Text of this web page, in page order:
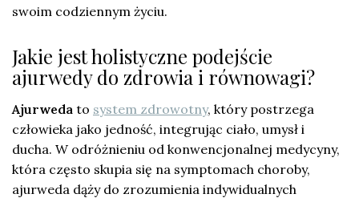
swoim codziennym życiu.
Jakie jest holistyczne podejście
ajurwedy do zdrowia i równowagi?
Ajurweda to system zdrowotny, który postrzega
człowieka jako jedność, integrując ciało, umysł i
ducha. W odróżnieniu od konwencjonalnej medycyny,
która często skupia się na symptomach choroby,
ajurweda dąży do zrozumienia indywidualnych